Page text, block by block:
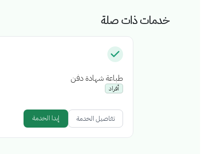
خدمات ذات صلة
طباعة شهادة دفن
أفراد
تفاصيل الخدمة إبدا الخدمة